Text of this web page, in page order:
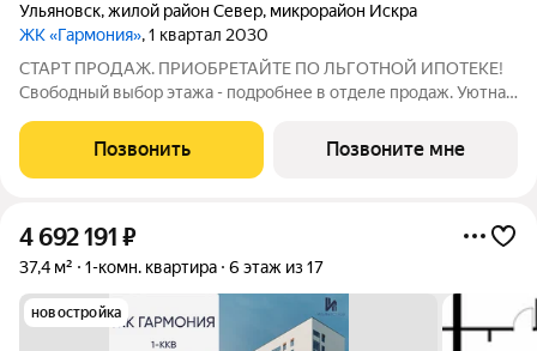
Ульяновск,жилой район Север, микрорайон Искра
ЖК «Гармония», 1 квартал 2030
СТАРТ ПРОДАЖ. ПРИОБРЕТАЙТЕ ПО ЛЬГОТНОЙ ИПОТЕКЕ!
Свободный выбор этажа - подробнее в отделе продаж. Уютная
тех, кто ценит комфорт и функциональность: продуманная
Позвонить Позвоните мне
4 692 191 ₽
37,4 м² 1-комн. квартира 6 этаж из 17
новостройка